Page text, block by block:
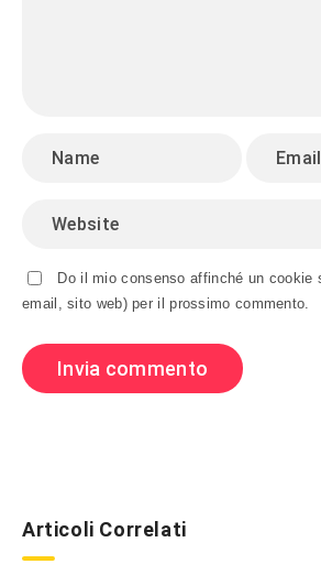
Do il mio consenso affinché un cookie
email, sito web) per il prossimo commento.
Articoli Correlati